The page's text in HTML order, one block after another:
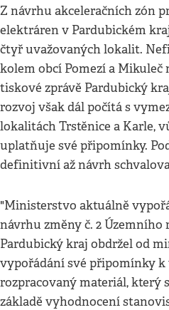
Z návrhu akceleračních zón
elektráren v Pardubickém
čtyř uvažovaných lokalit.
kolem obcí Pomezí a Mikuleč
tiskové zprávě Pardubický
rozvoj však dál počítá s
lokalitách Trstěnice a Karle,
uplatňuje své připomínky.
definitivní až návrh
"Ministerstvo aktuálně
návrhu změny č. 2
Pardubický kraj obdržel od
vypořádání své připomínky k
rozpracovaný materiál, který
základě vyhodnocení